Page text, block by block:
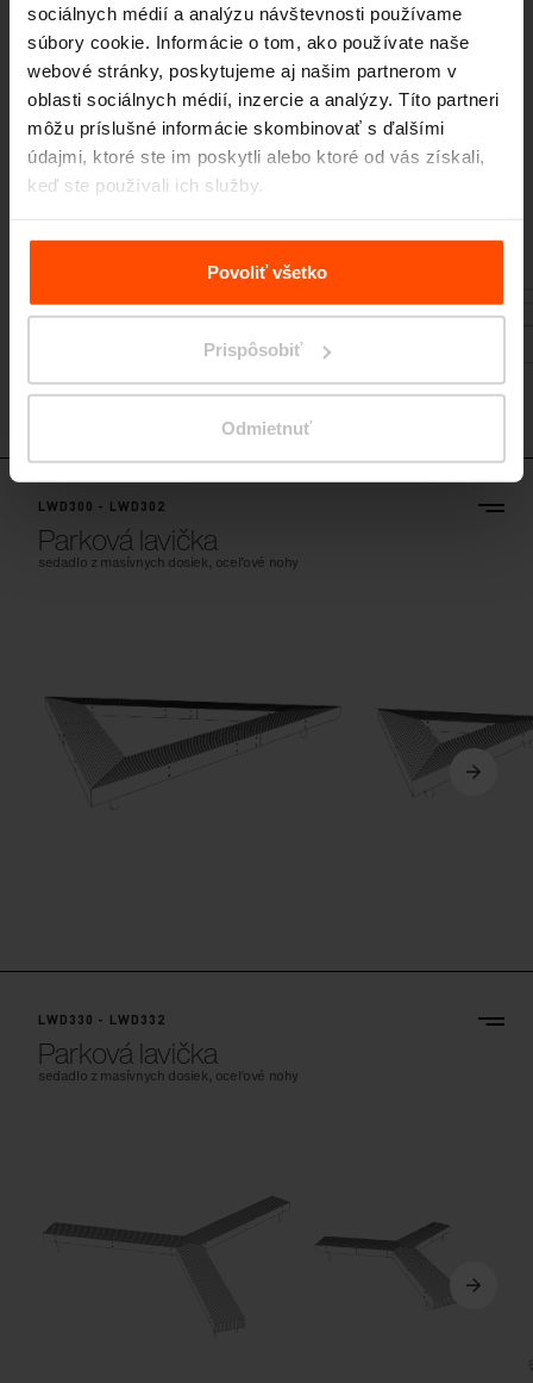
sociálnych médií a analýzu návštevnosti používame
súbory cookie. Informácie o tom, ako používate naše
webové stránky, poskytujeme aj našim partnerom v
oblasti sociálnych médií, inzercie a analýzy. Títo partneri
môžu príslušné informácie skombinovať s ďalšími
údajmi, ktoré ste im poskytli alebo ktoré od vás získali,
keď ste používali ich služby.
Viac informácií nájdete na stránkeZásady zpracování
Povoliť všetko
Prispôsobiť
Odmietnuť
Parková lavička
sedadlo a operadlo z masívnych dosiek, oceľové nohy
LWD300 - LWD302
Parková lavička
sedadlo z masívnych dosiek, oceľové nohy
LWD330 - LWD332
Parková lavička
sedadlo z masívnych dosiek, oceľové nohy